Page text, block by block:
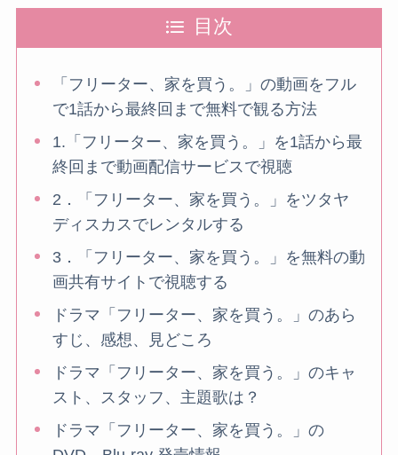
目次
「フリーター、家を買う。」の動画をフル
で1話から最終回まで無料で観る方法
1.「フリーター、家を買う。」を1話から最
終回まで動画配信サービスで視聴
2．「フリーター、家を買う。」をツタヤ
ディスカスでレンタルする
3．「フリーター、家を買う。」を無料の動
画共有サイトで視聴する
ドラマ「フリーター、家を買う。」のあら
すじ、感想、見どころ
ドラマ「フリーター、家を買う。」のキャ
スト、スタッフ、主題歌は？
ドラマ「フリーター、家を買う。」の